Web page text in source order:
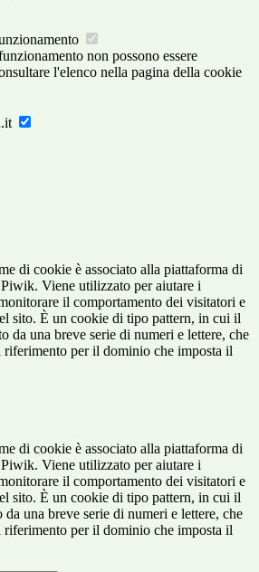
non possono essere
l'elenco nella pagina della cookie
di cookie è associato alla piattaforma di
Viene utilizzato per aiutare i
il comportamento dei visitatori e
sito. È un cookie di tipo pattern, in cui il
da una breve serie di numeri e lettere, che
riferimento per il dominio che imposta il
di cookie è associato alla piattaforma di
Viene utilizzato per aiutare i
il comportamento dei visitatori e
sito. È un cookie di tipo pattern, in cui il
una breve serie di numeri e lettere, che
riferimento per il dominio che imposta il